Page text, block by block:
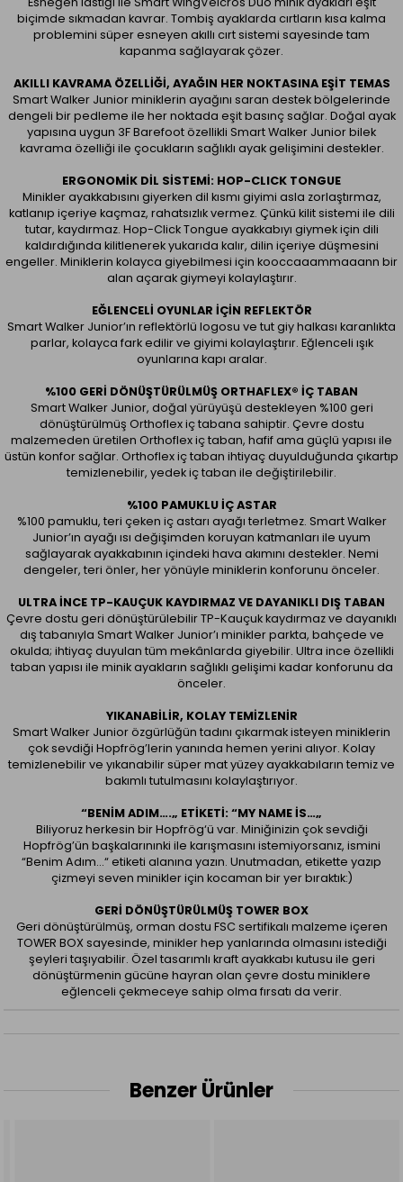
biçimde sıkmadan kavrar. Tombiş ayaklarda cırtların kısa kalma
problemini süper esneyen akıllı cırt sistemi sayesinde tam
kapanma sağlayarak çözer.
AKILLI KAVRAMA ÖZELLIĞI, AYAĞIN HER NOKTASINA EŞIT TEMAS
Smart Walker Junior miniklerin ayağını saran destek bölgelerinde
dengeli bir pedleme ile her noktada eşit basınç sağlar. Doğal ayak
yapısına uygun 3F Barefoot özellikli Smart Walker Junior bilek
kavrama özelliği ile çocukların sağlıklı ayak gelişimini destekler.
ERGONOMIK DIL SISTEMI: HOP-CLICK TONGUE
Minikler ayakkabısını giyerken dil kısmı giyimi asla zorlaştırmaz,
katlanıp içeriye kaçmaz, rahatsızlık vermez. Çünkü kilit sistemi ile dili
tutar, kaydırmaz. Hop-Click Tongue ayakkabıyı giymek için dili
kaldırdığında kilitlenerek yukarıda kalır, dilin içeriye düşmesini
engeller. Miniklerin kolayca giyebilmesi için kooccaaammaaann bir
alan açarak giymeyi kolaylaştırır.
EĞLENCELI OYUNLAR IÇIN REFLEKTÖR
Smart Walker Junior’ın reflektörlü logosu ve tut giy halkası karanlıkta
parlar, kolayca fark edilir ve giyimi kolaylaştırır. Eğlenceli ışık
oyunlarına kapı aralar.
%100 GERI DÖNÜŞTÜRÜLMÜŞ ORTHAFLEX® İÇ TABAN
Smart Walker Junior, doğal yürüyüşü destekleyen %100 geri
dönüştürülmüş Orthoflex iç tabana sahiptir. Çevre dostu
malzemeden üretilen Orthoflex iç taban, hafif ama güçlü yapısı ile
üstün konfor sağlar. Orthoflex iç taban ihtiyaç duyulduğunda çıkartıp
temizlenebilir, yedek iç taban ile değiştirilebilir.
%100 PAMUKLU İÇ ASTAR
%100 pamuklu, teri çeken iç astarı ayağı terletmez. Smart Walker
Junior’ın ayağı ısı değişimden koruyan katmanları ile uyum
sağlayarak ayakkabının içindeki hava akımını destekler. Nemi
dengeler, teri önler, her yönüyle miniklerin konforunu önceler.
ULTRA İNCE TP-KAUÇUK KAYDIRMAZ VE DAYANIKLI DIŞ TABAN
Çevre dostu geri dönüştürülebilir TP-Kauçuk kaydırmaz ve dayanıklı
dış tabanıyla Smart Walker Junior’ı minikler parkta, bahçede ve
okulda; ihtiyaç duyulan tüm mekânlarda giyebilir. Ultra ince özellikli
taban yapısı ile minik ayakların sağlıklı gelişimi kadar konforunu da
önceler.
YIKANABILIR, KOLAY TEMIZLENIR
Smart Walker Junior özgürlüğün tadını çıkarmak isteyen miniklerin
çok sevdiği Hopfrög’lerin yanında hemen yerini alıyor. Kolay
temizlenebilir ve yıkanabilir süper mat yüzey ayakkabıların temiz ve
bakımlı tutulmasını kolaylaştırıyor.
“BENIM ADIM….„ ETIKETI: “MY NAME IS…„
Biliyoruz herkesin bir Hopfrög‘ü var. Miniğinizin çok sevdiği
Hopfrög’ün başkalarınınki ile karışmasını istemiyorsanız, ismini
“Benim Adım…“ etiketi alanına yazın. Unutmadan, etikette yazıp
çizmeyi seven minikler için kocaman bir yer bıraktık:)
GERI DÖNÜŞTÜRÜLMÜŞ TOWER BOX
Geri dönüştürülmüş, orman dostu FSC sertifikalı malzeme içeren
TOWER BOX sayesinde, minikler hep yanlarında olmasını istediği
şeyleri taşıyabilir. Özel tasarımlı kraft ayakkabı kutusu ile geri
dönüştürmenin gücüne hayran olan çevre dostu miniklere
eğlenceli çekmeceye sahip olma fırsatı da verir.
Benzer Ürünler